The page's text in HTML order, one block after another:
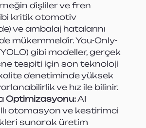
dişliler ve fren
kritik otomotiv
ve ambalaj hatalarını
mükemmeldir. You-Only-
gibi modeller, gerçek
tespiti için son teknoloji
denetiminde yüksek
ve hız ile bilinir.
Optimizasyonu: AI
otomasyon ve kestirimci
sunarak üretim